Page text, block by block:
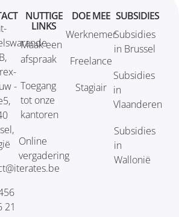
-
21
NUTTIGE
LINKS
Maak een
afspraak
Toegang
tot onze
kantoren
Online
vergadering
DOE MEE
Werknemer
Freelance
Stagiair
SUBSIDIES
Subsidies
in Brussel
Subsidies
in
Vlaanderen
Subsidies
in
Wallonië